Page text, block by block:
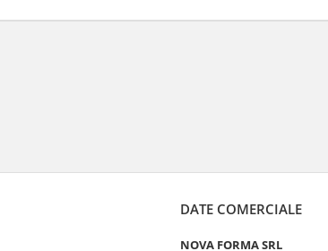
DATE COMERCIALE
NOVA FORMA SRL